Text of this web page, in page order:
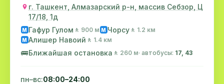
г. Ташкент, Алмазарский р-н, массив Себзор, Ц
17/18, 1д
M Гафур Гулом 🚶 900 м M Чорсу 🚶 1.2 км
M Алишер Навоий 🚶 1.4 км
🚌Ближайшая остановка 🚶 260 м· автобусы: 17, 43
пн–вс:08:00–24:00